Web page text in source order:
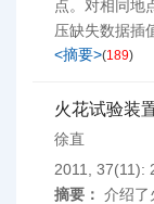
点。对相同地
压缺失数据插
<摘要>(189)
火花试验装
徐直
2011, 37(11):
摘要： 介绍了